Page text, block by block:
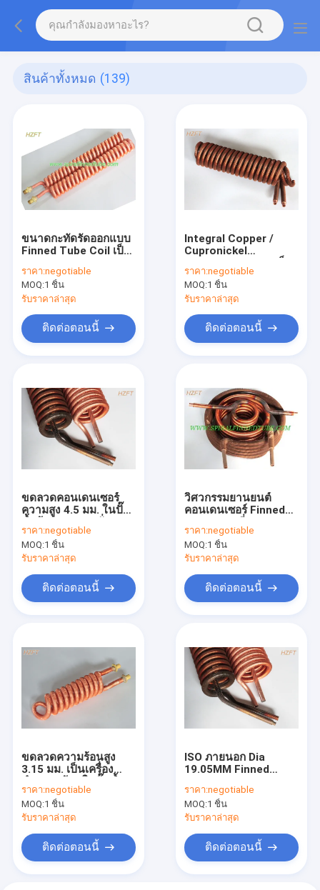
สินค้าทั้งหมด (139)
ขนาดกะทัดรัดออกแบบ
Finned Tube Coil เป็น
Heater
ราคา:negotiable
MOQ:1 ชิ้น
รับราคาล่าสุด
ติดต่อตอนนี้
Integral Copper /
Cupronickel
เครื่องแลกเปลี่ยนความ
ร้อนในยานยนต์และ
เครื่องจักร
ราคา:negotiable
MOQ:1 ชิ้น
รับราคาล่าสุด
ติดต่อตอนนี้
ขดลวดคอนเดนเซอร์
ความสูง 4.5 มม. ในปั๊ม
สะเทือน
ราคา:negotiable
MOQ:1 ชิ้น
รับราคาล่าสุด
ติดต่อตอนนี้
วิศวกรรมยานยนต์
คอนเดนเซอร์ Finned
ร้อนอลูมิเนียม / ทองแดง
ราคา:negotiable
MOQ:1 ชิ้น
รับราคาล่าสุด
ติดต่อตอนนี้
ขดลวดความร้อนสูง
3.15 มม. เป็นเครื่อง
ในสระว่ายน้ำ / สปา
ราคา:negotiable
MOQ:1 ชิ้น
รับราคาล่าสุด
ติดต่อตอนนี้
ISO ภายนอก Dia
19.05MM Finned
หรือทองแดงนิกเกิล
ราคา:negotiable
MOQ:1 ชิ้น
รับราคาล่าสุด
ติดต่อตอนนี้